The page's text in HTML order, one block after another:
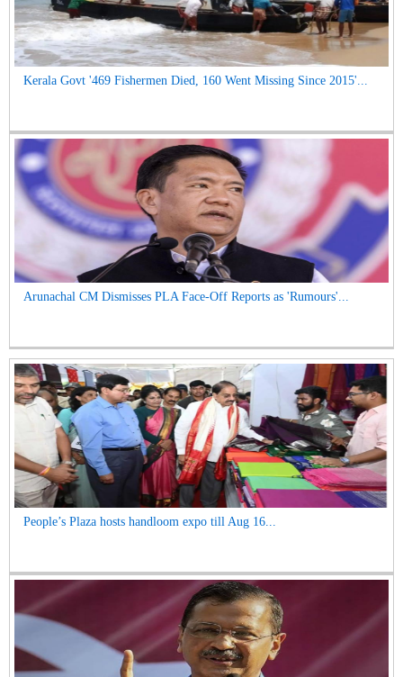
Kerala Govt '469 Fishermen Died, 160 Went Missing Since 2015'...
Arunachal CM Dismisses PLA Face-Off Reports as 'Rumours'...
People’s Plaza hosts handloom expo till Aug 16...